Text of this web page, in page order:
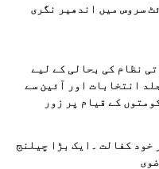
سروس میں اندھیر نگری
نظام کی بحالی کے لیے
انتخابات اور آئین سے
کے قیام پر زور
خود کفالت ۔ایک بڑا چیلنج